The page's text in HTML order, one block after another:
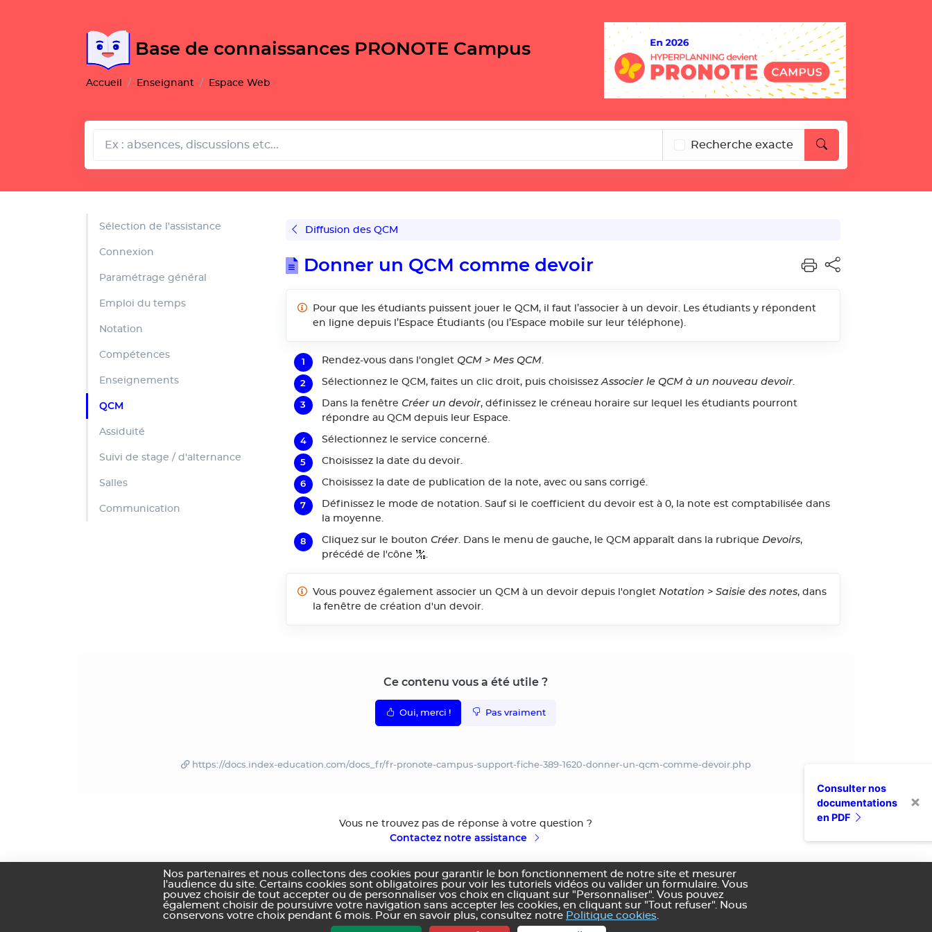
Base de connaissances PRONOTE Campus
Accueil Enseignant Espace Web
Recherche exacte
Sélection de l'assistance
Connexion
Paramétrage général
Emploi du temps
Notation
Compétences
Enseignements
QCM
Assiduité
Suivi de stage / d'alternance
Salles
Communication
Diffusion des QCM
Donner un QCM comme devoir
Pour que les étudiants puissent jouer le QCM, il faut l’associer à un devoir. Les étudiants y répondent
en ligne depuis l’Espace Étudiants (ou l’Espace mobile sur leur téléphone).
Rendez-vous dans l'onglet QCM > Mes QCM.
Sélectionnez le QCM, faites un clic droit, puis choisissez Associer le QCM à un nouveau devoir.
Dans la fenêtre Créer un devoir, définissez le créneau horaire sur lequel les étudiants pourront
répondre au QCM depuis leur Espace.
Sélectionnez le service concerné.
Choisissez la date du devoir.
Choisissez la date de publication de la note, avec ou sans corrigé.
Définissez le mode de notation. Sauf si le coefficient du devoir est à 0, la note est comptabilisée dans
la moyenne.
Cliquez sur le bouton Créer. Dans le menu de gauche, le QCM apparaît dans la rubrique Devoirs,
précédé de l'cône
Vous pouvez également associer un QCM à un devoir depuis l'onglet Notation > Saisie des notes, dans
la fenêtre de création d'un devoir.
Ce contenu vous a été utile ?
Oui, merci ! Pas vraiment
https://docs.index-education.com/docs_fr/fr-pronote-campus-support-fiche-389-1620-donner-un-qcm-comme-devoir.php
Vous ne trouvez pas de réponse à votre question ?
Contactez notre assistance
Mentions légales et Conditions générales d'utilisation|Politique de confidentialité |Utilisation des cookies|Conditions générales de vente
Index Éducation
Consulter nos
documentations
en PDF
Nos partenaires et nous collectons des cookies pour garantir le bon fonctionnement de notre site et mesurer
l'audience du site. Certains cookies sont obligatoires pour voir les tutoriels vidéos ou valider un formulaire. Vous
pouvez choisir de tout accepter ou de personnaliser vos choix en cliquant sur "Personnaliser". Vous pouvez
également choisir de poursuivre votre navigation sans accepter les cookies, en cliquant sur "Tout refuser". Nous
conservons votre choix pendant 6 mois. Pour en savoir plus, consultez notre Politique cookies.